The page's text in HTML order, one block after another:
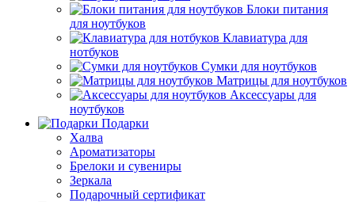
Блоки питания
для ноутбуков
Клавиатура для
нотбуков
Сумки для ноутбуков
Матрицы для ноутбуков
Аксессуары для
ноутбуков
Подарки
Халва
Ароматизаторы
Брелоки и сувениры
Зеркала
Подарочный сертификат